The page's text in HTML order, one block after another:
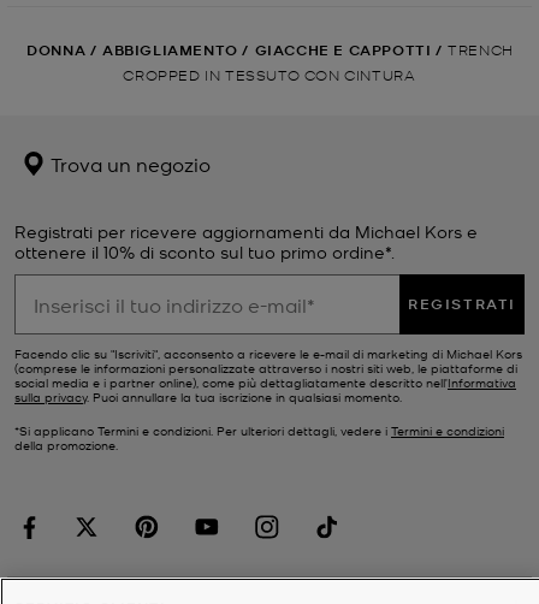
DONNA / ABBIGLIAMENTO / GIACCHE E CAPPOTTI / TRENCH
CROPPED IN TESSUTO CON CINTURA
Trova un negozio
Registrati per ricevere aggiornamenti da Michael Kors e
ottenere il 10% di sconto sul tuo primo ordine*.
REGISTRATI
Facendo clic su "Iscriviti", acconsento a ricevere le e-mail di marketing di Michael Kors
(comprese le informazioni personalizzate attraverso i nostri siti web, le piattaforme di
social media e i partner online), come più dettagliatamente descritto nell’Informativa
sulla privacy. Puoi annullare la tua iscrizione in qualsiasi momento.
*Si applicano Termini e condizioni. Per ulteriori dettagli, vedere i Termini e condizioni
della promozione.